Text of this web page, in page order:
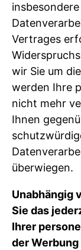
Vertrages
wir Sie um
werden Ihre
nicht mehr
Ihnen
überwiegen.
Unabhängig
Sie das
Ihrer
der